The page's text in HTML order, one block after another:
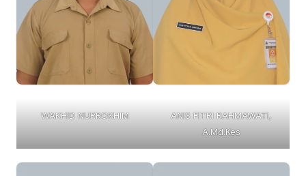
WAKHID NURROKHIM
ANIS FITRI RAHMAWATI,
A.Md.Kes